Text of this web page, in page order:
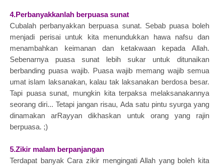
4.Perbanyakkanlah berpuasa sunat
Cubalah perbanyakkan berpuasa sunat. Sebab puasa boleh
menjadi perisai untuk kita menundukkan hawa nafsu dan
menambahkan keimanan dan ketakwaan kepada Allah.
Sebenarnya puasa sunat lebih sukar untuk ditunaikan
berbanding puasa wajib. Puasa wajib memang wajib semua
umat islam laksanakan, kalau tak laksanakan berdosa besar.
Tapi puasa sunat, mungkin kita terpaksa melaksanakannya
seorang diri... Tetapi jangan risau, Ada satu pintu syurga yang
dinamakan arRayyan dikhaskan untuk orang yang rajin
berpuasa. ;)
5.Zikir malam berpanjangan
Terdapat banyak Cara zikir mengingati Allah yang boleh kita